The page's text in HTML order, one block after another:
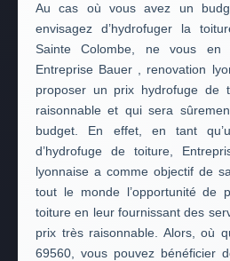
Au cas où vous avez un
envisagez d’hydrofuger la
Sainte Colombe, ne vous
Entreprise Bauer , renovation
proposer un prix hydrofuge de
raisonnable et qui sera
budget. En effet, en tant
d’hydrofuge de toiture,
lyonnaise a comme objectif de
tout le monde l’opportunité de
toiture en leur fournissant des
prix très raisonnable. Alors, où
69560, vous pouvez bénéficier